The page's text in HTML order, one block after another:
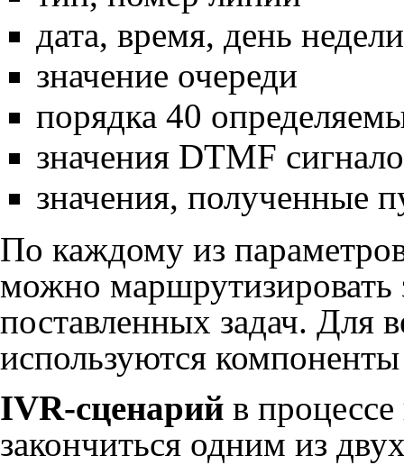
дата, время, день недели
значение очереди
порядка 40
значения DTMF
значения, полученные
По каждому из
можно маршрутизировать
поставленных задач. Для
используются
IVR-сценарий в
закончиться одним из